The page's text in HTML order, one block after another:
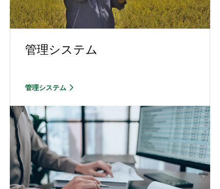
管理システム
管理システム